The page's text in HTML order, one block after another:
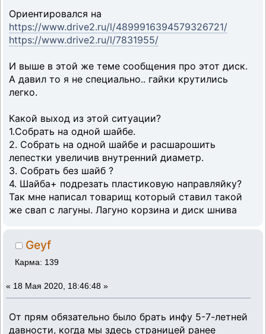
Ориентировался на
https://www.drive2.ru/l/4899916394579326721/
https://www.drive2.ru/l/7831955/
И выше в этой же теме сообщения про этот диск.
А давил то я не специально.. гайки крутились
легко.
Какой выход из этой ситуации?
1.Собрать на одной шайбе.
2. Собрать на одной шайбе и расшарошить
лепестки увеличив внутренний диаметр.
3. Собрать без шайб ?
4. Шайба+ подрезать пластиковую направляйку?
Так мне написал товарищ который ставил такой
же свап с лагуны. Лагуно корзина и диск шнива
Geyf
Карма: 139
« 18 Мая 2020, 18:46:48 »
От прям обязательно было брать инфу 5-7-летней
давности, когда мы здесь страницей ранее